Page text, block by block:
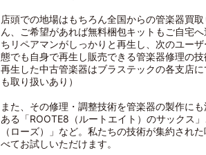
店頭での地場はもちろん全国からの管楽器買
ん、ご希望があれば無料梱包キットもご自宅
ちリペアマンがしっかりと再生し、次のユー
態でも自身で再生し販売できる管楽器修理の
再生した中古管楽器はブラステックの各支店
も取り扱いあり）
また、その修理・調整技術を管楽器の製作に
ある「ROOTE8（ルートエイト）のサックス
（ローズ）」など。私たちの技術が集約され
べてお試しいただけます。